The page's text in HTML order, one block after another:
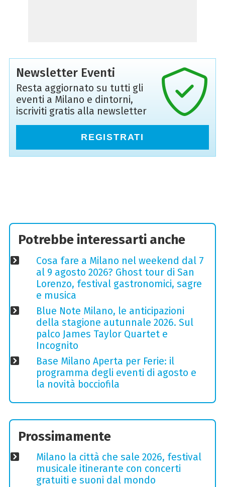
Newsletter Eventi
Resta aggiornato su tutti gli
eventi a Milano e dintorni,
iscriviti gratis alla newsletter
REGISTRATI
Potrebbe interessarti anche
Cosa fare a Milano nel weekend dal 7
al 9 agosto 2026? Ghost tour di San
Lorenzo, festival gastronomici, sagre
e musica
Blue Note Milano, le anticipazioni
della stagione autunnale 2026. Sul
palco James Taylor Quartet e
Incognito
Base Milano Aperta per Ferie: il
programma degli eventi di agosto e
la novità bocciofila
Prossimamente
Milano la città che sale 2026, festival
musicale itinerante con concerti
gratuiti e suoni dal mondo